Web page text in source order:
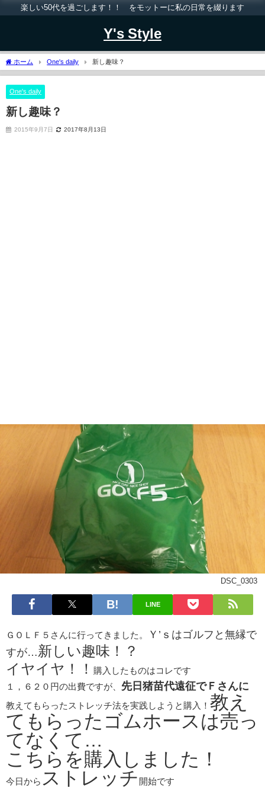
楽しい50代を過ごします！！ をモットーに私の日常を綴ります
Y's Style
ホーム One's daily 新し趣味？
One's daily
新し趣味？
2015年9月7日 2017年8月13日
DSC_0303
LINE
ＧＯＬＦ５さんに行ってきました。
Ｙ’ｓはゴルフと無縁で
すが…新しい趣味！？
イヤイヤ！！
購入したものはコレです
１，６２０円の出費ですが、 先日猪苗代遠征でＦさんに
教えてもらったストレッチ法を実践しようと購入！ 教え
てもらったゴムホースは売っ
てなくて…
こちらを購入しました！
今日から ストレッチ 開始です